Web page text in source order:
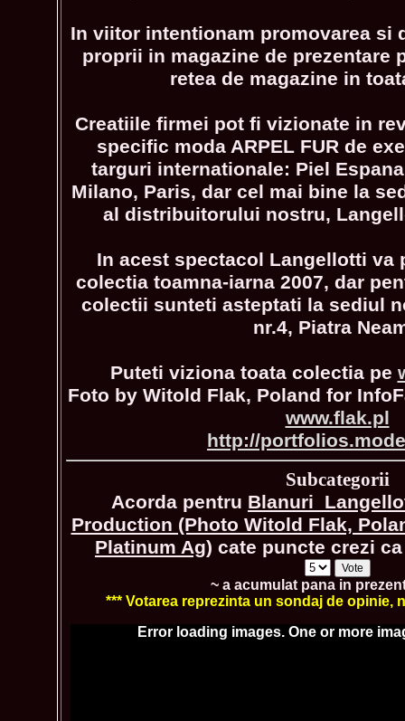
In viitor intentionam promovarea si
proprii in magazine de prezentare
retea de magazine in
Creatiile firmei pot fi vizionate in
specific moda ARPEL FUR de
targuri internationale: Piel
Milano, Paris, dar cel mai bine la
al distribuitorului nostru,
In acest spectacol Langellotti va
colectia toamna-iarna 2007, dar
colectii sunteti asteptati la sediul
nr.4, Piatra
Puteti viziona toata colectia pe
Foto by Witold Flak, Poland for
www.flak.pl
http://
Subcategorii
Acorda pentru
Production (Photo Witold Flak,
Platinum Ag) cate puncte crezi
~ a acumulat pana in
*** Votarea reprezinta un sondaj de opinie,
Error loading images. One or more